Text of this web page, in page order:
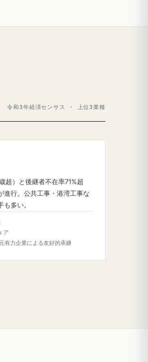
令和3年経済センサス · 上位3業種
超）と後継者不在率71%超
進行。公共工事・港湾工事な
多い。
ア
有力企業による友好的承継